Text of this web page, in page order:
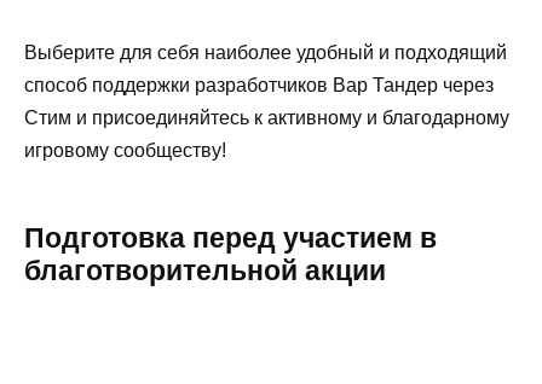
Выберите для себя наиболее удобный и подходящий
способ поддержки разработчиков Вар Тандер через
Стим и присоединяйтесь к активному и благодарному
игровому сообществу!
Подготовка перед участием в
благотворительной акции